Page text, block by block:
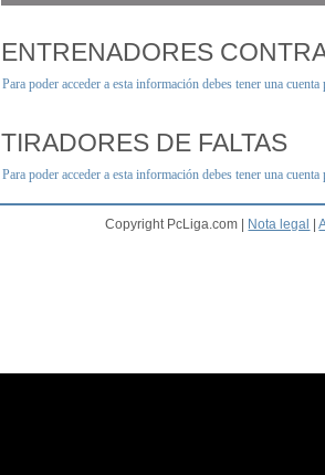
ENTRENADORES
Para poder acceder a esta información debes tener una
TIRADORES DE FALTAS
Para poder acceder a esta información debes tener una
Copyright PcLiga.com | Nota legal |